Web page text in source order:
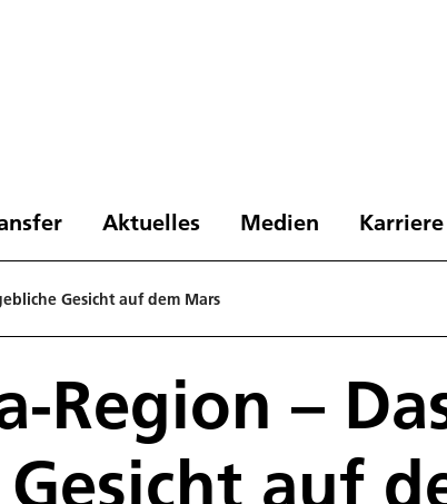
Aktuelles Medien
Gesicht auf dem Mars
Region –
auf